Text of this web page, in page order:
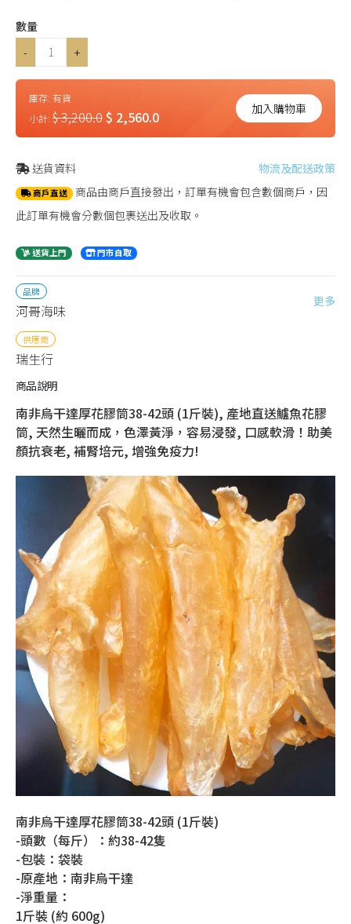
數量
-
+
庫存: 有貨
小計: $ 3,200.0$ 2,560.0 加入購物車
送貨資料 物流及配送政策
商戶直送 商品由商戶直接發出，訂單有機會包含數個商戶，因
此訂單有機會分數個包裹送出及收取。
送貨上門 門市自取
品牌
河哥海味
更多
供應商
瑞生行
商品說明
南非烏干達厚花膠筒38-42頭 (1斤裝), 產地直送鱸魚花膠
筒, 天然生曬而成，色澤黃淨，容易浸發, 口感軟滑！助美
顏抗衰老, 補腎培元, 增強免疫力!
南非烏干達厚花膠筒38-42頭 (1斤裝)
-頭數（每斤）：約38-42隻
-包裝：袋裝
-原產地：南非烏干達
-淨重量：
1斤裝 (約 600g)